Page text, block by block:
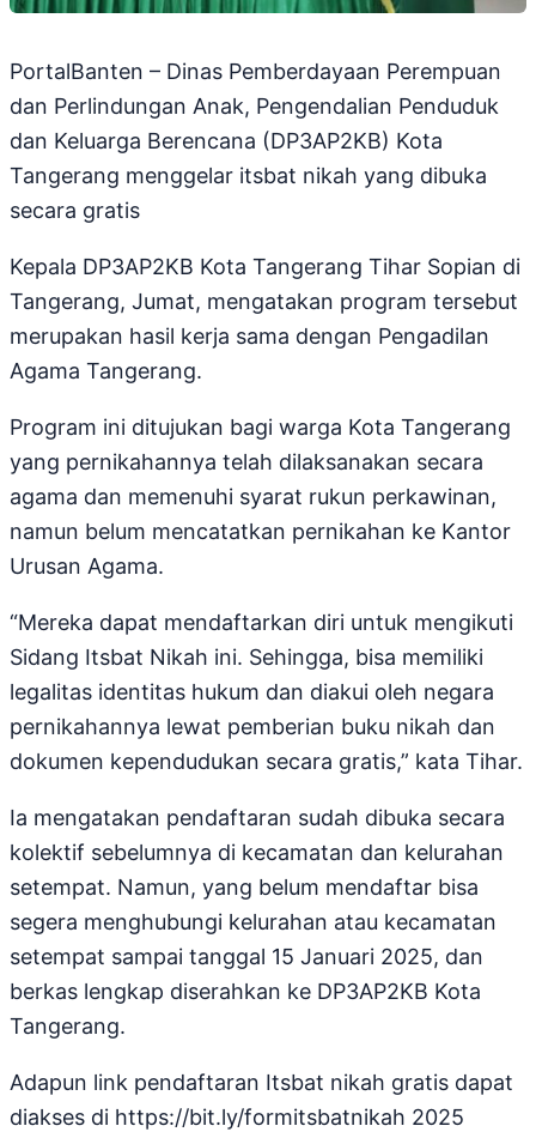
PortalBanten – Dinas Pemberdayaan Perempuan
dan Perlindungan Anak, Pengendalian Penduduk
dan Keluarga Berencana (DP3AP2KB) Kota
Tangerang menggelar itsbat nikah yang dibuka
secara gratis
Kepala DP3AP2KB Kota Tangerang Tihar Sopian di
Tangerang, Jumat, mengatakan program tersebut
merupakan hasil kerja sama dengan Pengadilan
Agama Tangerang.
Program ini ditujukan bagi warga Kota Tangerang
yang pernikahannya telah dilaksanakan secara
agama dan memenuhi syarat rukun perkawinan,
namun belum mencatatkan pernikahan ke Kantor
Urusan Agama.
“Mereka dapat mendaftarkan diri untuk mengikuti
Sidang Itsbat Nikah ini. Sehingga, bisa memiliki
legalitas identitas hukum dan diakui oleh negara
pernikahannya lewat pemberian buku nikah dan
dokumen kependudukan secara gratis,” kata Tihar.
Ia mengatakan pendaftaran sudah dibuka secara
kolektif sebelumnya di kecamatan dan kelurahan
setempat. Namun, yang belum mendaftar bisa
segera menghubungi kelurahan atau kecamatan
setempat sampai tanggal 15 Januari 2025, dan
berkas lengkap diserahkan ke DP3AP2KB Kota
Tangerang.
Adapun link pendaftaran Itsbat nikah gratis dapat
diakses di https://bit.ly/formitsbatnikah 2025